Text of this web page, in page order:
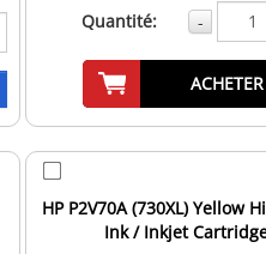
Quantité: -
ACHETER
HP P2V70A (730XL) Yellow
Ink / Inkjet